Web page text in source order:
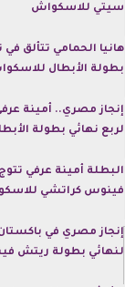
سيتي للاسكواش
هانيا الحمامي تتألق
بطولة الأبطال للاسكواش
إنجاز مصري.. أمينة
لربع نهائي بطولة
البطلة أمينة عرفي
فينوس كراتشي
إنجاز مصري في
لنهائي بطولة ريتش